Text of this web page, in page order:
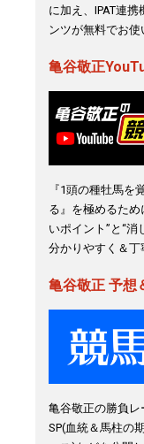
に加え、IPAT連
ンツが無料でお使
亀谷敬正
『1頭の種牡馬を
る』を極めるため
いポイント”と“
分かりやすく＆丁
亀谷敬正 予想
亀谷敬正の勝負
SP(血統＆馬柱の